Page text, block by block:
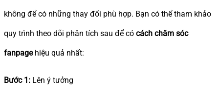
không để có những thay đổi phù hợp. Bạn có thể tham khảo
quy trình theo dõi phân tích sau để có cách chăm sóc
fanpagehiệu quả nhất:
Bước 1: Lên ý tưởng